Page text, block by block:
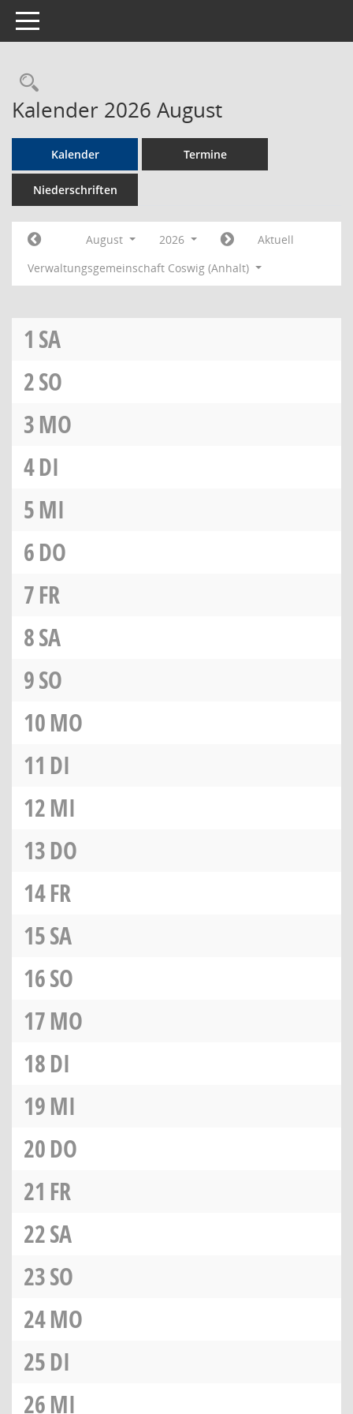
Toggle navigation
Rechercheauswahl
Kalender 2026 August
Kalender Termine
Niederschriften
August 2026
Aktuell
Verwaltungsgemeinschaft Coswig (Anhalt)
1 SA
2SO
3MO
4DI
5MI
6DO
7FR
8SA
9SO
10MO
11 DI
12MI
13DO
14FR
15SA
16SO
17MO
18DI
19MI
20DO
21 FR
22SA
23SO
24MO
25DI
26MI